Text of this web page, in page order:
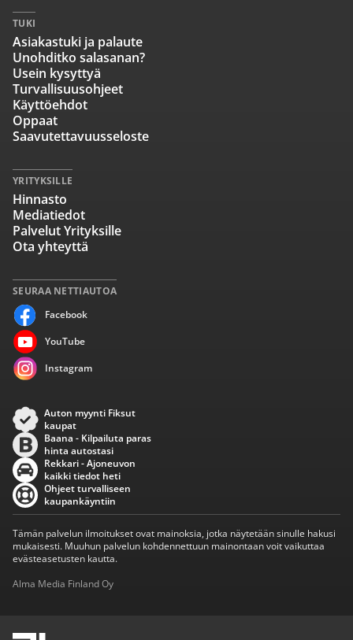
SEURAA NETTIAUTOA
Facebook
YouTube
Instagram
TUKI
Asiakastuki ja palaute
Unohditko salasanan?
Usein kysyttyä
Turvallisuusohjeet
Käyttöehdot
Oppaat
Saavutettavuusseloste
YRITYKSILLE
Hinnasto
Mediatiedot
Palvelut Yrityksille
Ota yhteyttä
Auton myynti Fiksut
kaupat
Baana - Kilpailuta paras
hinta autostasi
Rekkari - Ajoneuvon
kaikki tiedot heti
Ohjeet turvalliseen
kaupankäyntiin
Tämän palvelun ilmoitukset ovat mainoksia, jotka näytetään sinulle hakusi
mukaisesti. Muuhun palvelun kohdennettuun mainontaan voit vaikuttaa
evästeasetusten kautta.
Alma Media Finland Oy